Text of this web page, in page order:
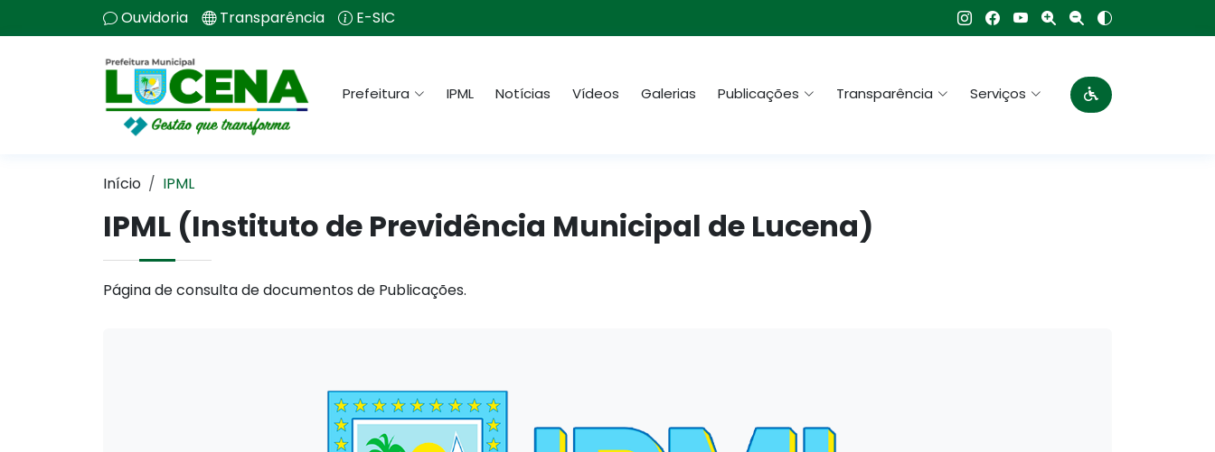
Ouvidoria Transparência E-SIC
Prefeitura IPML Notícias Vídeos Galerias Publicações Transparência Serviços
Início IPML
IPML (Instituto de Previdência Municipal de Lucena)
Página de consulta de documentos de Publicações.